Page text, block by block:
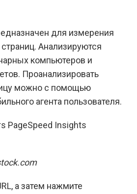
для измерения
страниц. Анализируются
компьютеров и
Проанализировать
можно с помощью
агента пользователя.
а затем нажмите